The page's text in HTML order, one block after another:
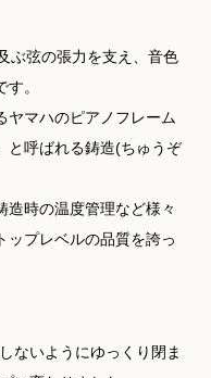
ぶ弦の張力を支え、音色
。
ヤマハのピアノフレーム
と呼ばれる鋳造(ちゅうぞ
造時の温度管理など様々
ップレベルの品質を誇っ
ないようにゆっくり閉ま